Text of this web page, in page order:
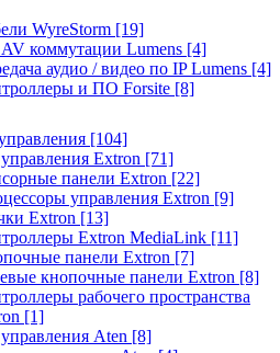
WyreStorm [19]
коммутации Lumens [4]
аудио / видео по IP Lumens [4]
и ПО Forsite [8]
[104]
Extron [71]
панели Extron [22]
управления Extron [9]
Extron [13]
Extron MediaLink [11]
панели Extron [7]
кнопочные панели Extron [8]
рабочего пространства
[1]
Aten [8]